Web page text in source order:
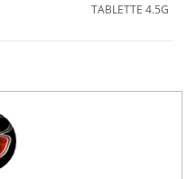
TABLETTE 4.5G